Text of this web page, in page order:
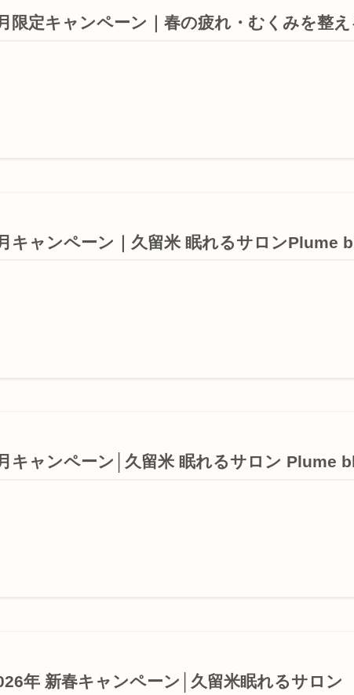
限定キャンペーン｜春の疲れ・むくみを整
キャンペーン｜久留米 眠れるサロンPlume
キャンペーン│久留米 眠れるサロン Plume
年 新春キャンペーン│久留米眠れるサロ